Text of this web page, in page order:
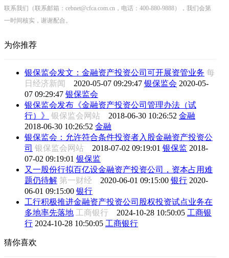
联系我们（联系邮箱：cebnet@cfca.com.cn，电话：400-880-9888），我们会第
一时间核实，谢谢配合。
为你推荐
银保监会发文：金融资产投资公司可开展资管业务 每
日经济新闻 2020-05-07 09:29:47 银保监会 2020-05-
07 09:29:47 银保监会
银保监会发布《金融资产投资公司管理办法（试
行）》
银保监会网站 2018-06-30 10:26:52 金融
2018-06-30 10:26:52 金融
银保监会：允许符合条件投资者入股金融资产投资公
司 银保监会网站 2018-07-02 09:19:01 银保监 2018-
07-02 09:19:01 银保监
又一股份行拟百亿设金融资产投资公司，资本占用难
题仍待解 第一财经 2020-06-01 09:15:00 银行 2020-
06-01 09:15:00 银行
工行积极推进金融资产投资公司股权投资试点业务在
多地率先落地 工商银行 2024-10-28 10:50:05 工商银
行 2024-10-28 10:50:05 工商银行
猜你喜欢